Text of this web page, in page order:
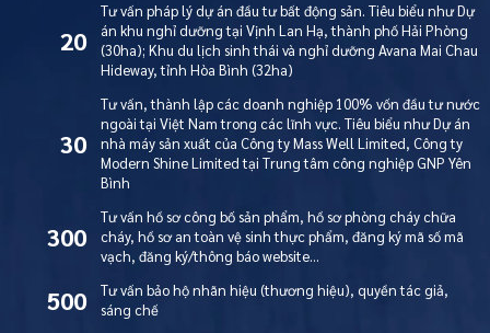
20
Tư vấn pháp lý dự án đầu tư bất động sản. Tiêu biểu như Dự
án khu nghỉ dưỡng tại Vịnh Lan Hạ, thành phố Hải Phòng
(30ha); Khu du lịch sinh thái và nghỉ dưỡng Avana Mai Chau
Hideway, tỉnh Hòa Bình (32ha)
30
Tư vấn, thành lập các doanh nghiệp 100% vốn đầu tư nước
ngoài tại Việt Nam trong các lĩnh vực. Tiêu biểu như Dự án
nhà máy sản xuất của Công ty Mass Well Limited, Công ty
Modern Shine Limited tại Trung tâm công nghiệp GNP Yên
Bình
300
Tư vấn hồ sơ công bố sản phẩm, hồ sơ phòng cháy chữa
cháy, hồ sơ an toàn vệ sinh thực phẩm, đăng ký mã số mã
vạch, đăng ký/thông báo website…
500
Tư vấn bảo hộ nhãn hiệu (thương hiệu), quyền tác giả,
sáng chế